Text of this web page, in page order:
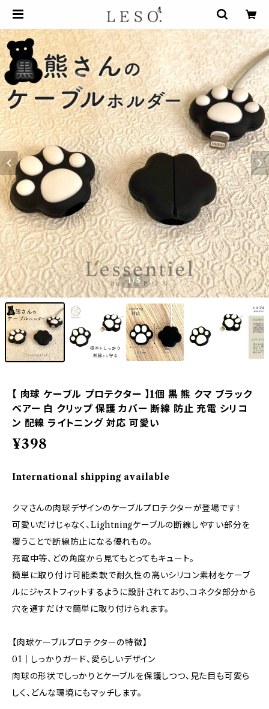
1/5
【 肉球 ケーブル プロテクター 】1個 黒 熊 クマ ブラック
ベアー 白 クリップ 保護 カバー 断線 防止 充電 シリコ
ン 配線 ライトニング 対応 可愛い
¥398
International shipping available
クマさんの肉球デザインのケーブルプロテクターが登場です！
可愛いだけじゃなく、Lightningケーブルの断線しやすい部分を
覆うことで断線防止になる優れもの。
充電中等、どの角度から見てもとってもキュート。
簡単に取り付け可能柔軟で耐久性の高いシリコン素材をケーブ
ルにジャストフィットするように設計されており、コネクタ部分から
穴を通すだけで簡単に取り付けられます。
【肉球ケーブルプロテクターの特徴】
01｜しっかりガード、愛らしいデザイン
肉球の形状でしっかりとケーブルを保護しつつ、見た目も可愛ら
しく、どんな環境にもマッチします。